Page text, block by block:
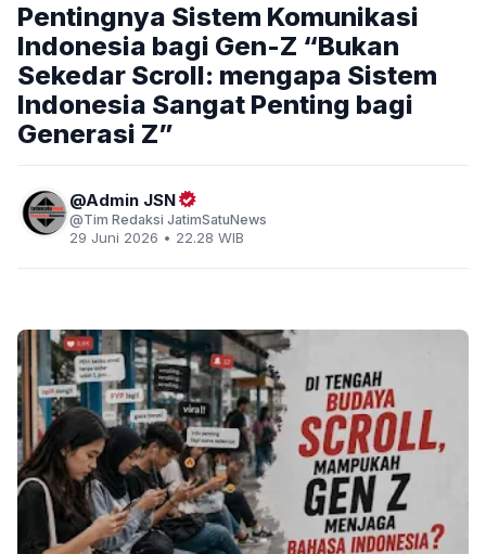
Pentingnya Sistem Komunikasi
Indonesia bagi Gen-Z “Bukan
Sekedar Scroll: mengapa Sistem
Indonesia Sangat Penting bagi
Generasi Z”
Admin JSN
Tim Redaksi JatimSatuNews
29 Juni 2026 • 22.28 WIB